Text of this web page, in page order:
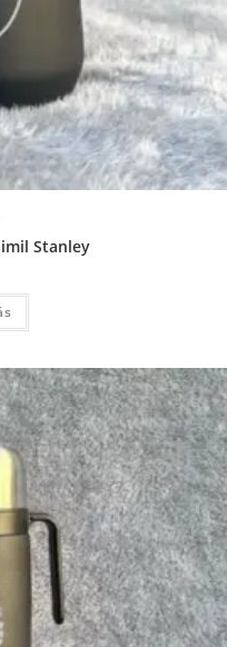
Stanley